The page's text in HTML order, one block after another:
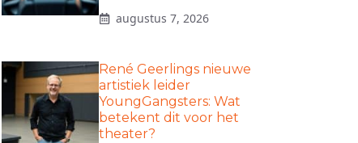
augustus 7, 2026
René Geerlings nieuwe
artistiek leider
YoungGangsters: Wat
betekent dit voor het
theater?